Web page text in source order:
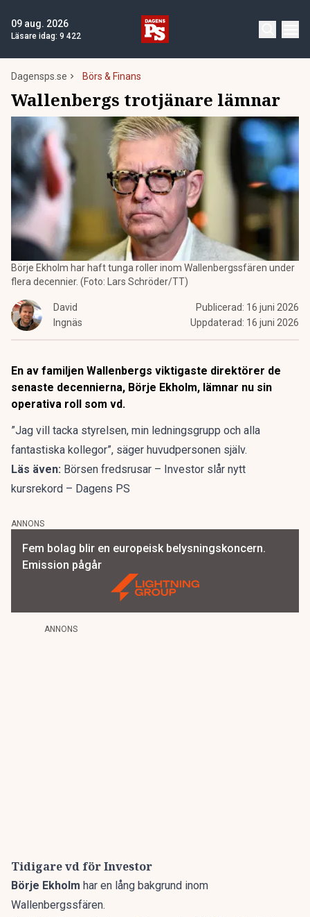
09 aug. 2026
Läsare idag: 9 422
Dagensps.se Börs & Finans
Wallenbergs trotjänare lämnar
Börje Ekholm har haft tunga roller inom Wallenbergssfären under
flera decennier. (Foto: Lars Schröder/TT)
David
Ingnäs
Publicerad: 16 juni 2026
Uppdaterad: 16 juni 2026
En av familjen Wallenbergs viktigaste direktörer de
senaste decennierna, Börje Ekholm, lämnar nu sin
operativa roll som vd.
”Jag vill tacka styrelsen, min ledningsgrupp och alla
fantastiska kollegor”, säger huvudpersonen själv.
Läs även: Börsen fredsrusar – Investor slår nytt
kursrekord – Dagens PS
ANNONS
Fem bolag blir en europeisk belysningskoncern.
Emission pågår
ANNONS
Tidigare vd för Investor
Börje Ekholm har en lång bakgrund inom
Wallenbergssfären.